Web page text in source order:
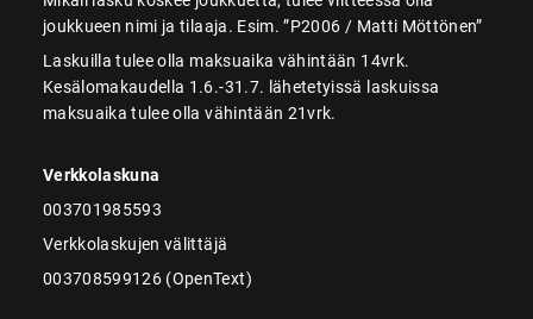
joukkueen nimi ja tilaaja. Esim. ”P2006 / Matti Möttönen”
Laskuilla tulee olla maksuaika vähintään 14vrk.
Kesälomakaudella 1.6.-31.7. lähetetyissä laskuissa
maksuaika tulee olla vähintään 21vrk.
Verkkolaskuna
003701985593
Verkkolaskujen välittäjä
003708599126 (OpenText)